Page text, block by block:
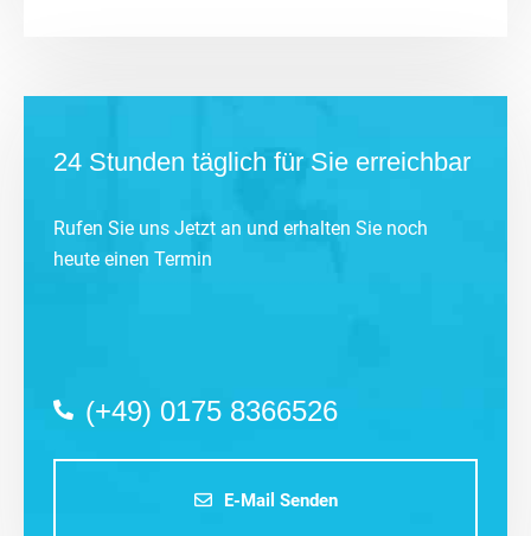
24 Stunden täglich für Sie erreichbar
Rufen Sie uns Jetzt an und erhalten Sie noch
heute einen Termin
(+49) 0175 8366526
E-Mail Senden